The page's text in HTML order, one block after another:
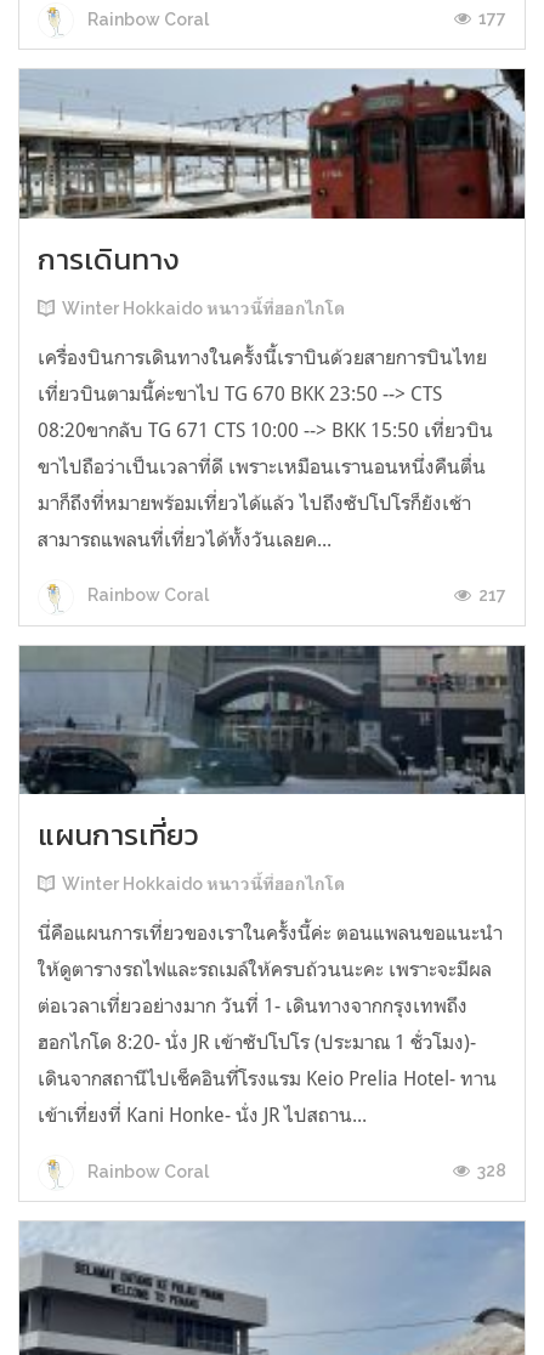
Rainbow Coral 177
การเดินทาง
Winter Hokkaido หนาวนี้ที่ฮอกไกโด
เครื่องบินการเดินทางในครั้งนี้เราบินด้วยสายการบินไทย
เที่ยวบินตามนี้ค่ะขาไป TG 670 BKK 23:50 --> CTS
08:20ขากลับ TG 671 CTS 10:00 --> BKK 15:50 เที่ยวบิน
ขาไปถือว่าเป็นเวลาที่ดี เพราะเหมือนเรานอนหนึ่งคืนตื่น
มาก็ถึงที่หมายพร้อมเที่ยวได้แล้ว ไปถึงซัปโปโรก็ยังเช้า
สามารถแพลนที่เที่ยวได้ทั้งวันเลยค...
Rainbow Coral 217
แผนการเที่ยว
Winter Hokkaido หนาวนี้ที่ฮอกไกโด
นี่คือแผนการเที่ยวของเราในครั้งนี้ค่ะ ตอนแพลนขอแนะนำ
ให้ดูตารางรถไฟและรถเมล์ให้ครบถ้วนนะคะ เพราะจะมีผล
ต่อเวลาเที่ยวอย่างมาก วันที่ 1- เดินทางจากกรุงเทพถึง
ฮอกไกโด 8:20- นั่ง JR เข้าซัปโปโร (ประมาณ 1 ชั่วโมง)-
เดินจากสถานีไปเช็คอินที่โรงแรม Keio Prelia Hotel- ทาน
เข้าเที่ยงที่ Kani Honke- นั่ง JR ไปสถาน...
Rainbow Coral 328